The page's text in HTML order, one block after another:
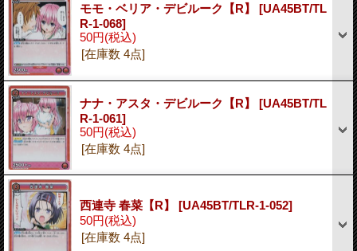
モモ・ベリア・デビルーク【R】 [UA45BT/TL
R-1-068]
50円(税込)
[在庫数 4点]
ナナ・アスタ・デビルーク【R】 [UA45BT/TL
R-1-061]
50円(税込)
[在庫数 4点]
西連寺 春菜【R】 [UA45BT/TLR-1-052]
50円(税込)
[在庫数 4点]